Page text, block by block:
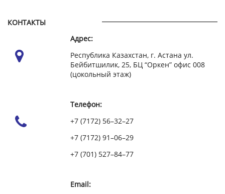
КОНТАКТЫ
Адрес:
Республика Казахстан, г. Астана ул.
Бейбитшилик, 25, БЦ “Оркен” офис 008
(цокольный этаж)
Телефон:
+7 (7172) 56–32–27
+7 (7172) 91–06–29
+7 (701) 527–84–77
Email: